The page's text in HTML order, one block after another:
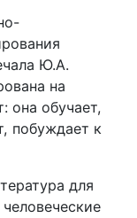
Ю.А.
на
она обучает,
побуждает к
для